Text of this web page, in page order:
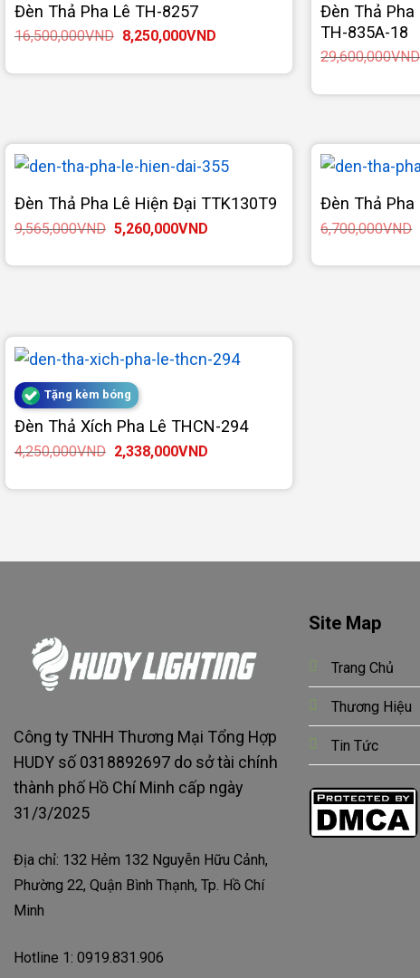
Đèn Thả Pha Lê TH-8257
16,500,000VND Giá
16,500,000VND.
8,250,000VNDGiá
là:
Đèn Thả Pha
TH-835A-18
29,600,000VND
Đèn Thả Pha Lê Hiện Đại TTK130T9
9,565,000VND Giá
gốc
9,565,000VND.
5,260,000VNDGiá
là:
Đèn Thả Pha
6,700,000VND
Tặng kèm bóng
Đèn Thả Xích Pha Lê THCN-294
4,250,000VND Giá
gốc
4,250,000VND.
2,338,000VNDGiá
là:
Công ty TNHH Thương Mại Tổng Hợp
HUDY số 0318892697 do sở tài chính
thành phố Hồ Chí Minh cấp ngày
31/3/2025
Địa chỉ: 132 Hẻm 132 Nguyễn Hữu Cảnh,
Phường 22, Quận Bình Thạnh, Tp. Hồ Chí
Minh
Hotline 1: 0919.831.906
Site Map
Trang Chủ
Thương Hiệu
Tin Tức